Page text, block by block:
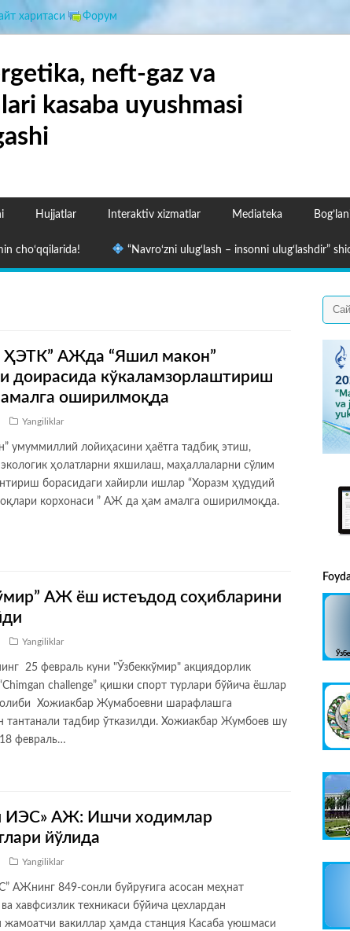
харитаси Форум
neft-gaz va
kasaba uyushmasi
Hujjatlar Interaktiv xizmatlar Mediateka
cho‘qqilarida! “Navro‘zni ulug‘lash – insonni ulug‘lashdir”
ҲЭТК” АЖда “Яшил макон”
доирасида кўкаламзорлаштириш
оширилмоқда
Yangiliklar
умуммиллий лойиҳасини ҳаётга тадбиқ этиш,
ҳолатларни яхшилаш, маҳаллаларни сўлим
борасидаги хайирли ишлар “Хоразм ҳудудий
корхонаси ” АЖ да ҳам амалга оширилмоқда.
АЖ ёш истеъдод соҳибларини
Yangiliklar
25 февраль куни "Ўзбеккўмир" акциядорлик
challenge” қишки спорт турлари бўйича ёшлар
Хожиакбар Жумабоевни шарафлашга
тантанали тадбир ўтказилди. Хожиакбар Жумбоев шу
февраль…
ИЭС» АЖ: Ишчи ходимлар
йўлида
Yangiliklar
АЖнинг 849-сонли буйруғига асосан меҳнат
хавфсизлик техникаси бўйича цехлардан
жамоатчи вакиллар ҳамда станция Касаба уюшмаси